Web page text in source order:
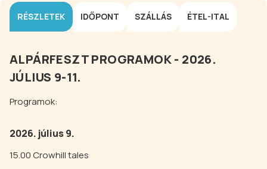
RÉSZLETEK IDŐPONT SZÁLLÁS ÉTEL-ITAL
ALPÁRFESZT PROGRAMOK - 2026.
JÚLIUS 9-11.
Programok:
2026. július 9.
15.00 Crowhill tales